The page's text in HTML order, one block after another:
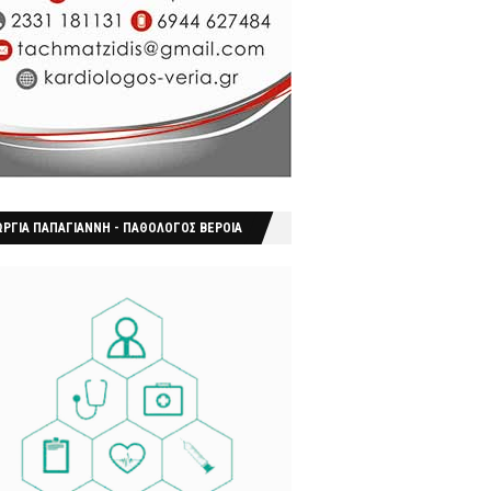
ΠΑΠΑΓΙΑΝΝΗ - ΠΑΘΟΛΟΓΟΣ ΒΕΡΟΙΑ